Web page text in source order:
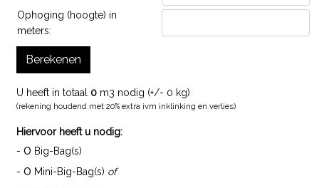
Ophoging (hoogte) in
meters:
Berekenen
U heeft in totaal 0m3 nodig (+/- 0 kg)
(rekening houdend met 20% extra ivm inklinking en verlies)
Hiervoor heeft u nodig:
- 0 Big-Bag(s)
- 0 Mini-Big-Bag(s) of